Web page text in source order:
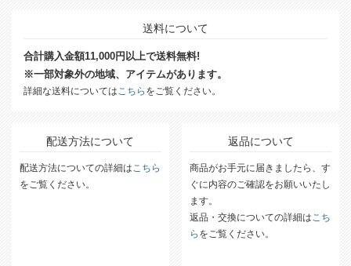
送料について
合計購入金額11,000円以上で送料無料!
配送方法について 返品について
商品がお手元に届きましたら、す
ぐに内容のご確認をお願いいたし
ます。